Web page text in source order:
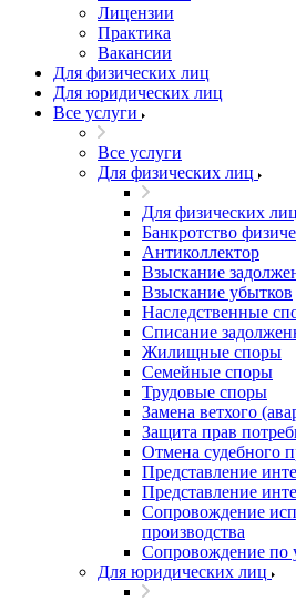
Лицензии
Практика
Вакансии
Для физических лиц
Для юридических лиц
Все услуги
Все услуги
Для физических лиц
Для физических лиц
Банкротство
Антиколлектор
Взыскание
Взыскание убытков
Наследственные
Списание
Жилищные споры
Семейные споры
Трудовые споры
Замена ветхого
Защита прав
Отмена судебного
Представление
Представление
Сопровождение
производства
Сопровождение по
Для юридических лиц